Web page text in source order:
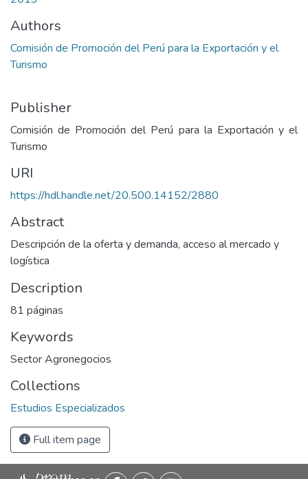
Authors
Comisión de Promoción del Perú para la Exportación y el
Turismo
Publisher
Comisión de Promoción del Perú para la Exportación y el
Turismo
URI
https://hdl.handle.net/20.500.14152/2880
Abstract
Descripción de la oferta y demanda, acceso al mercado y
logística
Description
81 páginas
Keywords
Sector Agronegocios
Collections
Estudios Especializados
Full item page